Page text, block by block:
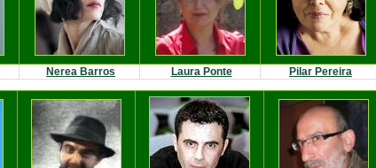
Nerea Barros Laura Ponte Pilar Pereira